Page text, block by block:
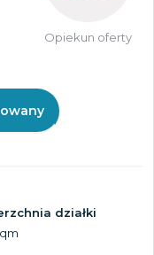
Opiekun oferty
działki